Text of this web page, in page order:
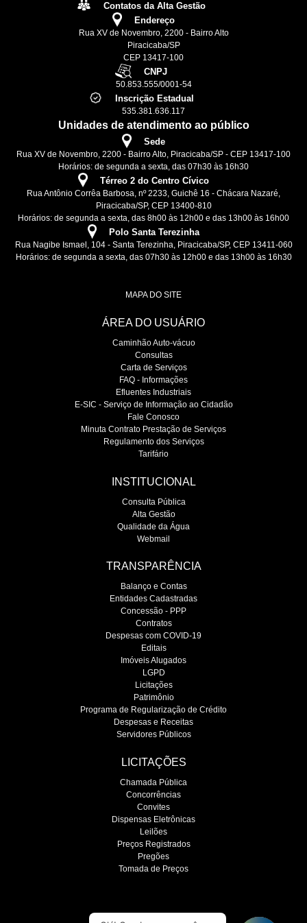
Contatos da Alta Gestão
Endereço
Rua XV de Novembro, 2200 - Bairro Alto
Piracicaba/SP
CEP 13417-100
CNPJ
50.853.555/0001-54
Inscrição Estadual
535.381.636.117
Unidades de atendimento ao público
Sede
Rua XV de Novembro, 2200 - Bairro Alto, Piracicaba/SP - CEP 13417-100
Horários: de segunda a sexta, das 07h30 às 16h30
Térreo 2 do Centro Cívico
Rua Antônio Corrêa Barbosa, nº 2233, Guichê 16 - Chácara Nazaré,
Piracicaba/SP, CEP 13400-810
Horários: de segunda a sexta, das 8h00 às 12h00 e das 13h00 às 16h00
Polo Santa Terezinha
Rua Nagibe Ismael, 104 - Santa Terezinha, Piracicaba/SP, CEP 13411-060
Horários: de segunda a sexta, das 07h30 às 12h00 e das 13h00 às 16h30
MAPA DO SITE
ÁREA DO USUÁRIO
Caminhão Auto-vácuo
Consultas
Carta de Serviços
FAQ - Informações
Efluentes Industriais
E-SIC - Serviço de Informação ao Cidadão
Fale Conosco
Minuta Contrato Prestação de Serviços
Regulamento dos Serviços
Tarifário
INSTITUCIONAL
Consulta Pública
Alta Gestão
Qualidade da Água
Webmail
TRANSPARÊNCIA
Balanço e Contas
Entidades Cadastradas
Concessão - PPP
Contratos
Despesas com COVID-19
Editais
Imóveis Alugados
LGPD
Licitações
Patrimônio
Programa de Regularização de Crédito
Despesas e Receitas
Servidores Públicos
LICITAÇÕES
Chamada Pública
Concorrências
Convites
Dispensas Eletrônicas
Leilões
Preços Registrados
Pregões
Tomada de Preços
O SEMAE é regulado pela ARES-PCJ